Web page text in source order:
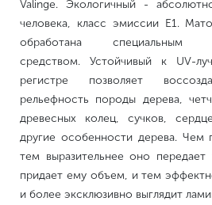
Valinge. Экологичный -
человека, класс эмиссии Е1.
обработана специальным
средством. Устойчивый к UV-
регистре позволяет
рельефность породы дерева,
древесных колец, сучков,
другие особенности дерева. Чем
тем выразительнее оно передает
придает ему объем, и тем
и более эксклюзивно выглядит